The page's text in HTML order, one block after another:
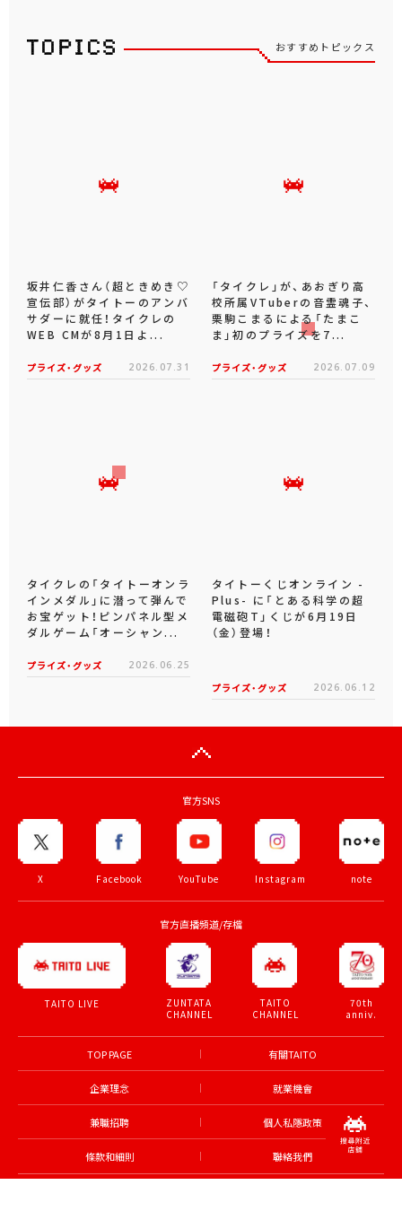
おすすめトピックス
坂井仁香さん（超ときめき♡
宣伝部）がタイトーのアンバ
サダーに就任！タイクレの
WEB CMが8月1日よ...
プライズ・グッズ 2026.07.31
「タイクレ」が、あおぎり高
校所属VTuberの音霊魂子、
栗駒こまるによる「たまこ
ま」初のプライズを7...
プライズ・グッズ 2026.07.09
タイクレの「タイトーオンラ
インメダル」に潜って弾んで
お宝ゲット！ピンパネル型メ
ダルゲーム「オーシャン...
プライズ・グッズ 2026.06.25
タイトーくじオンライン -
Plus- に「とある科学の超
電磁砲T」くじが6月19日
（金）登場！
プライズ・グッズ 2026.06.12
官方SNS
X Facebook YouTube Instagram note
官方直播頻道/存檔
TAITO LIVE
ZUNTATA
CHANNEL
TAITO
CHANNEL
70th
anniv.
TOP PAGE 有關TAITO
企業理念 就業機會
兼職招聘 個人私隱政策
條款和細則 聯絡我們